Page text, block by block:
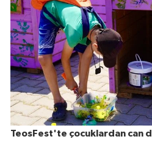
TeosFest'te çocuklardan can